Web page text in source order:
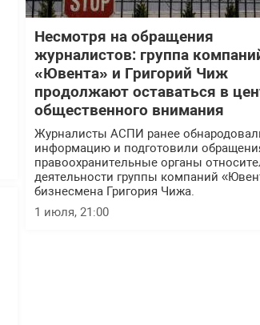
Несмотря на обращения
журналистов: группа
«Ювента» и Григорий Чиж
продолжают оставаться в
общественного внимания
Журналисты АСПИ ранее
информацию и подготовили
правоохранительные органы
деятельности группы компаний
бизнесмена Григория Чижа.
1 июля, 21:00